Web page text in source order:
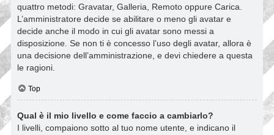
quattro metodi: Gravatar, Galleria, Remoto oppure Carica.
L’amministratore decide se abilitare o meno gli avatar e
decide anche il modo in cui gli avatar sono messi a
disposizione. Se non ti è concesso l’uso degli avatar, allora è
una decisione dell’amministrazione, e devi chiedere a questa
le ragioni.
Top
Qual è il mio livello e come faccio a cambiarlo?
I livelli, compaiono sotto al tuo nome utente, e indicano il